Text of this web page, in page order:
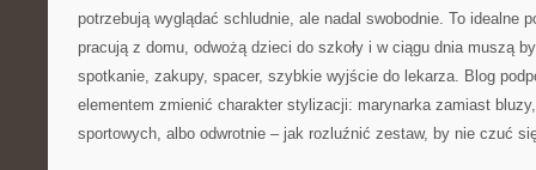
potrzebują wyglądać schludnie, ale nadal swobodnie. To idealne
pracują z domu, odwożą dzieci do szkoły i w ciągu dnia muszą
spotkanie, zakupy, spacer, szybkie wyjście do lekarza. Blog
elementem zmienić charakter stylizacji: marynarka zamiast
sportowych, albo odwrotnie – jak rozluźnić zestaw, by nie czuć